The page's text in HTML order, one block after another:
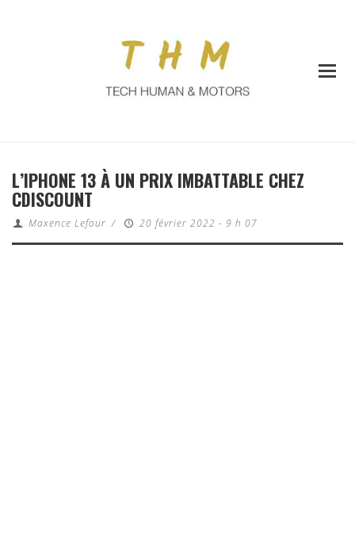
L’IPHONE 13 À UN PRIX IMBATTABLE CHEZ
CDISCOUNT
Maxence Lefour / 20 février 2022 - 9 h 07